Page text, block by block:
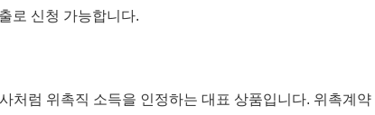
로 신청 가능합니다.
처럼 위촉직 소득을 인정하는 대표 상품입니다. 위촉계약